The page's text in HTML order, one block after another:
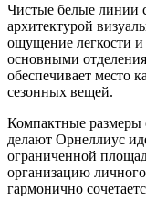
Чистые белые линии
архитектурой
ощущение легкости и
основными
обеспечивает место
сезонных вещей.
Компактные размеры
делают Орнеллиус
ограниченной
организацию
гармонично